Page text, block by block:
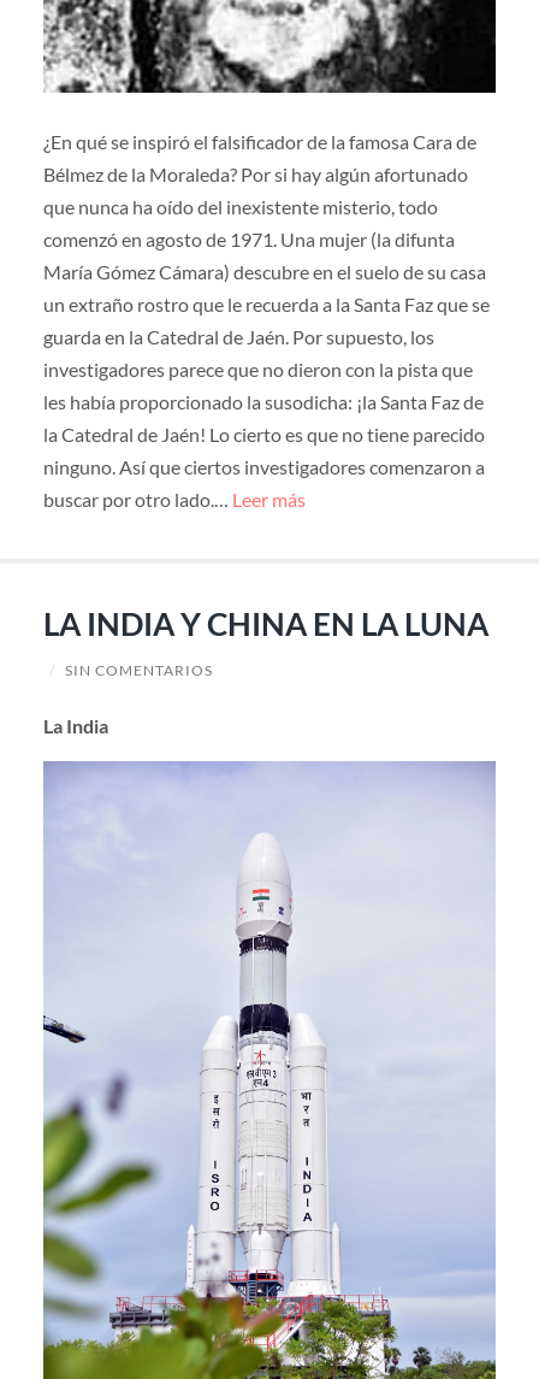
¿En qué se inspiró el falsificador de la famosa Cara de
Bélmez de la Moraleda? Por si hay algún afortunado
que nunca ha oído del inexistente misterio, todo
comenzó en agosto de 1971. Una mujer (la difunta
María Gómez Cámara) descubre en el suelo de su casa
un extraño rostro que le recuerda a la Santa Faz que se
guarda en la Catedral de Jaén. Por supuesto, los
investigadores parece que no dieron con la pista que
les había proporcionado la susodicha: ¡la Santa Faz de
la Catedral de Jaén! Lo cierto es que no tiene parecido
ninguno. Así que ciertos investigadores comenzaron a
buscar por otro lado.… Leer más
LA INDIA Y CHINA EN LA LUNA
/ SIN COMENTARIOS
La India